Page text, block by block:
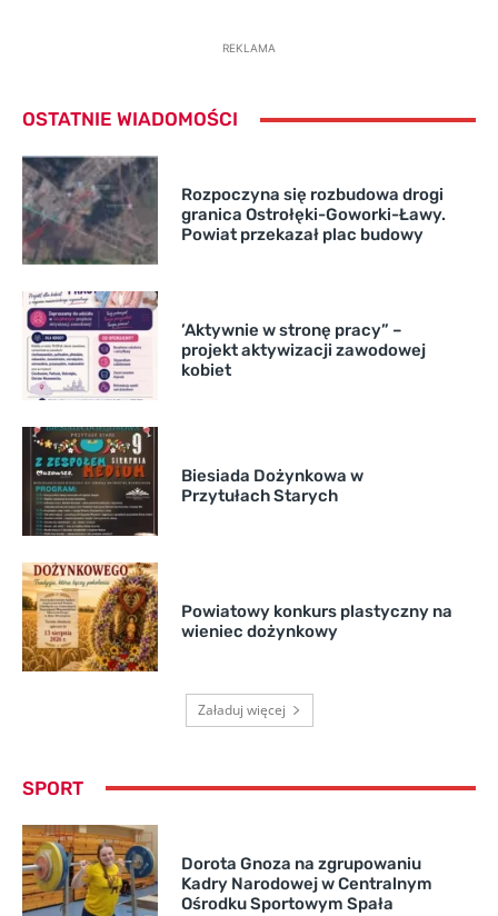
REKLAMA
OSTATNIE WIADOMOŚCI
Rozpoczyna się rozbudowa drogi
granica Ostrołęki-Goworki-Ławy.
Powiat przekazał plac budowy
’Aktywnie w stronę pracy” –
projekt aktywizacji zawodowej
kobiet
Biesiada Dożynkowa w
Przytułach Starych
Powiatowy konkurs plastyczny na
wieniec dożynkowy
Załaduj więcej
SPORT
Dorota Gnoza na zgrupowaniu
Kadry Narodowej w Centralnym
Ośrodku Sportowym Spała